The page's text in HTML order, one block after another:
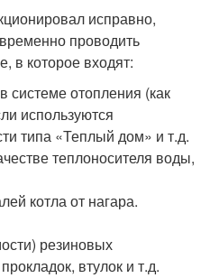
исправно,
проводить
в которое входят:
системе отопления (как
используются
типа «Теплый дом» и т.д.
теплоносителя воды,
котла от нагара.
резиновых
втулок и т.д.